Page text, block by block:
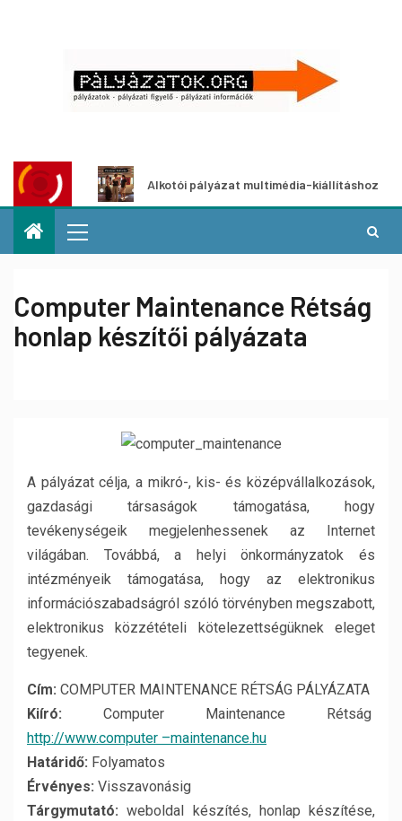
Alkotói pályázat multimédia-kiállításhoz
Computer Maintenance Rétság
honlap készítői pályázata
A pályázat célja, a mikró-, kis- és középvállalkozások,
gazdasági társaságok támogatása, hogy
tevékenységeik megjelenhessenek az Internet
világában. Továbbá, a helyi önkormányzatok és
intézményeik támogatása, hogy az elektronikus
információszabadságról szóló törvényben megszabott,
elektronikus közzétételi kötelezettségüknek eleget
tegyenek.
Cím: COMPUTER MAINTENANCE RÉTSÁG PÁLYÁZATA
Kiíró: Computer Maintenance Rétság
http://www.computer –maintenance.hu
Határidő: Folyamatos
Érvényes: Visszavonásig
Tárgymutató: weboldal készítés, honlap készítése,